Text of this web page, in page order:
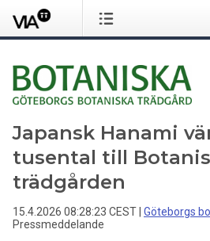
Japansk Hanami
tusental till
trädgården
15.4.2026 08:28:23 CEST Göteborgs
Pressmeddelande